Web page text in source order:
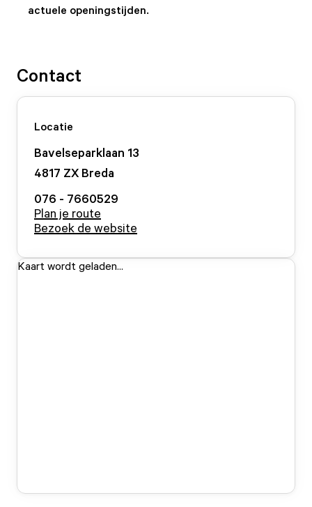
actuele openingstijden.
Contact
Locatie
Bavelseparklaan 13
4817 ZX Breda
076 - 7660529
Plan je route
Bezoek de website
Kaart wordt geladen...